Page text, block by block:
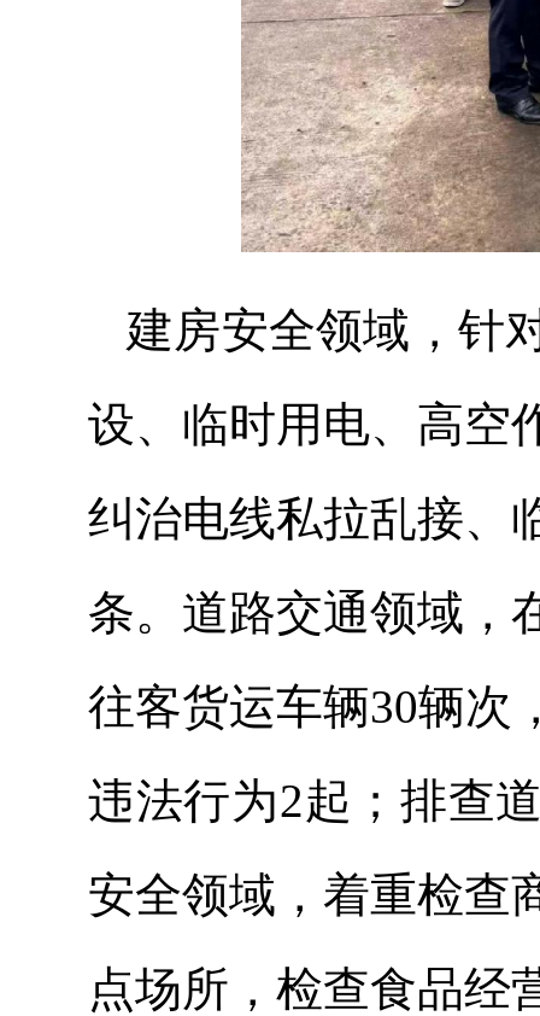
建房安全领域，针
设、临时用电、高空
纠治电线私拉乱接、
条。道路交通领域，
往客货运车辆30辆次
违法行为2起；排查
安全领域，着重检查
点场所，检查食品经